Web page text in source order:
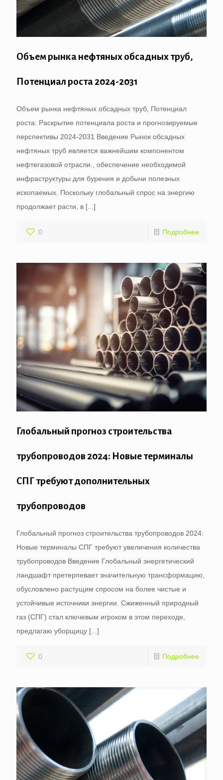
Объем рынка нефтяных обсадных труб,
Потенциал роста 2024-2031
Объем рынка нефтяных обсадных труб, Потенциал
роста: Раскрытие потенциала роста и прогнозируемые
перспективы 2024-2031 Введение Рынок обсадных
нефтяных труб является важнейшим компонентом
нефтегазовой отрасли., обеспечение необходимой
инфраструктуры для бурения и добычи полезных
ископаемых. Поскольку глобальный спрос на энергию
продолжает расти, в [...]
0 Подробнее
Глобальный прогноз строительства
трубопроводов 2024: Новые терминалы
СПГ требуют дополнительных
трубопроводов
Глобальный прогноз строительства трубопроводов 2024:
Новые терминалы СПГ требуют увеличения количества
трубопроводов Введение Глобальный энергетический
ландшафт претерпевает значительную трансформацию,
обусловлено растущим спросом на более чистые и
устойчивые источники энергии. Сжиженный природный
газ (СПГ) стал ключевым игроком в этом переходе,
предлагаю уборщицу [...]
0 Подробнее